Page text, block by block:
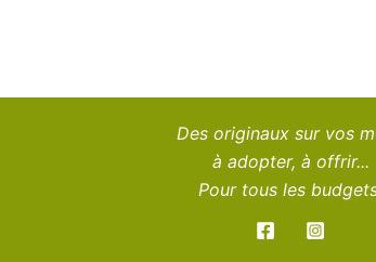
Des originaux sur vos
à adopter, à offrir...
Pour tous les